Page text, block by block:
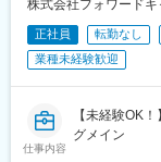
株式会社フォワードキ
正社員 転勤なし
業種未経験歓迎
仕事内容
【未経験OK
グメイン